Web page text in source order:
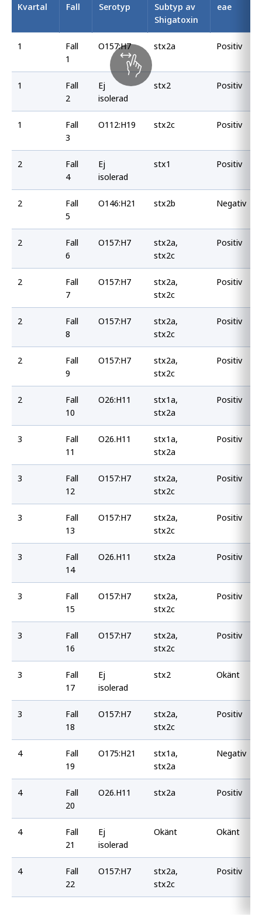
Kvartal Fall Serotyp
Subtyp av
Shigatoxin
eae
1
Fall
1
O157:H7 stx2a Positiv
1
Fall
2
Ej
isolerad
stx2 Positiv
1
Fall
3
O112:H19 stx2c Positiv
2
Fall
4
Ej
isolerad
stx1 Positiv
2
Fall
5
O146:H21 stx2b Negativ
2
Fall
6
O157:H7
stx2a,
stx2c
Positiv
2
Fall
7
O157:H7
stx2a,
stx2c
Positiv
2
Fall
8
O157:H7
stx2a,
stx2c
Positiv
2
Fall
9
O157:H7
stx2a,
stx2c
Positiv
2
Fall
10
O26:H11
stx1a,
stx2a
Positiv
3
Fall
11
O26.H11
stx1a,
stx2a
Positiv
3
Fall
12
O157:H7
stx2a,
stx2c
Positiv
3
Fall
13
O157:H7
stx2a,
stx2c
Positiv
3
Fall
14
O26.H11 stx2a Positiv
3
Fall
15
O157:H7
stx2a,
stx2c
Positiv
3
Fall
16
O157:H7
stx2a,
stx2c
Positiv
3
Fall
17
Ej
isolerad
stx2 Okänt
3
Fall
18
O157:H7
stx2a,
stx2c
Positiv
4
Fall
19
O175:H21
stx1a,
stx2a
Negativ
4
Fall
20
O26.H11 stx2a Positiv
4
Fall
21
Ej
isolerad
Okänt Okänt
4
Fall
22
O157:H7
stx2a,
stx2c
Positiv